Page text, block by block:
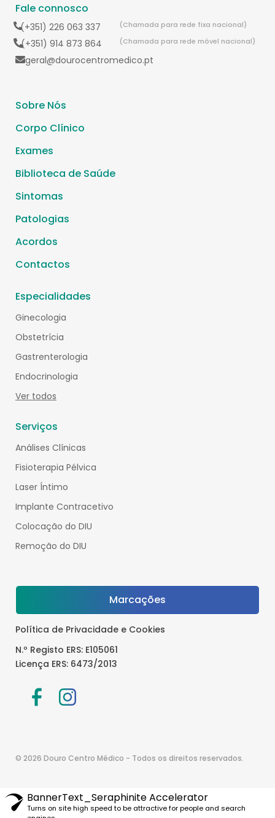
Fale connosco
(+351) 226 063 337 (Chamada para rede fixa nacional)
(+351) 914 873 864 (Chamada para rede móvel nacional)
geral@dourocentromedico.pt
Sobre Nós
Corpo Clínico
Exames
Biblioteca de Saúde
Sintomas
Patologias
Acordos
Contactos
Especialidades
Ginecologia
Obstetrícia
Gastrenterologia
Endocrinologia
Ver todos
Serviços
Análises Clínicas
Fisioterapia Pélvica
Laser Íntimo
Implante Contracetivo
Colocação do DIU
Remoção do DIU
Marcações
Política de Privacidade e Cookies
N.º Registo ERS: E105061
Licença ERS: 6473/2013
© 2026 Douro Centro Médico - Todos os direitos reservados.
BannerText_Seraphinite Accelerator
Turns on site high speed to be attractive for people and search